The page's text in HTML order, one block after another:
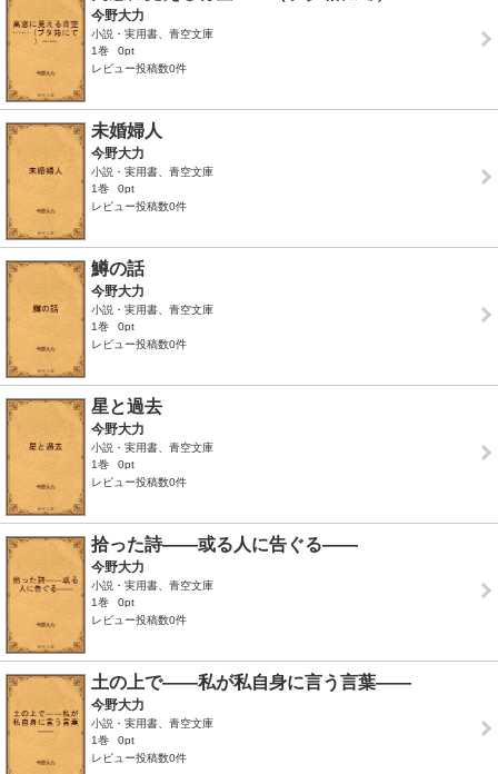
今野大力
小説・実用書、青空文庫
1巻
0pt
レビュー投稿数0件
未婚婦人
今野大力
小説・実用書、青空文庫
1巻
0pt
レビュー投稿数0件
鱒の話
今野大力
小説・実用書、青空文庫
1巻
0pt
レビュー投稿数0件
星と過去
今野大力
小説・実用書、青空文庫
1巻
0pt
レビュー投稿数0件
拾った詩――或る人に告ぐる――
今野大力
小説・実用書、青空文庫
1巻
0pt
レビュー投稿数0件
土の上で――私が私自身に言う言葉――
今野大力
小説・実用書、青空文庫
1巻
0pt
レビュー投稿数0件